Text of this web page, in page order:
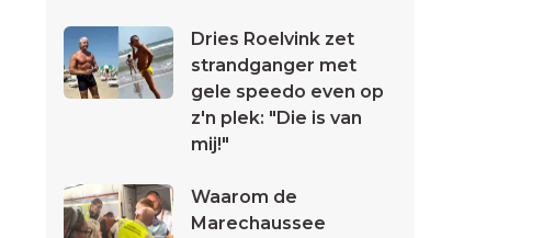
Dries Roelvink zet
strandganger met
gele speedo even op
z'n plek: "Die is van
mij!"
Waarom de
Marechaussee